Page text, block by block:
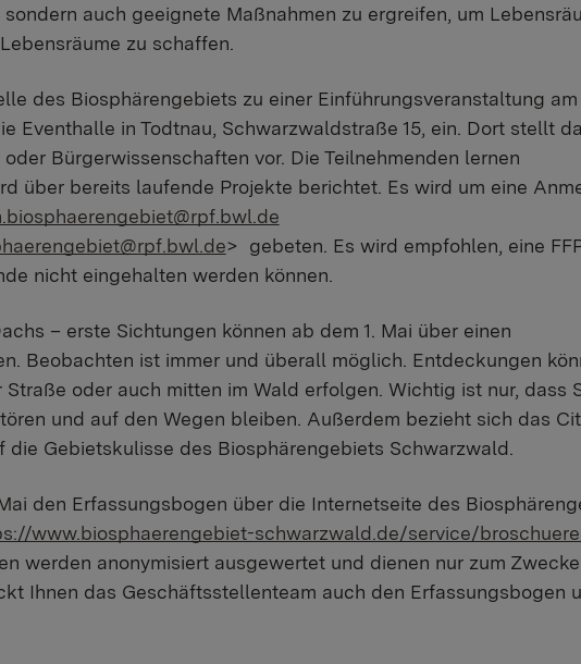
auch geeignete Maßnahmen zu ergreifen, um
zu schaffen.
des Biosphärengebiets zu einer Einführungsveranstaltung am
Eventhalle in Todtnau, Schwarzwaldstraße 15, ein. Dort stellt
Bürgerwissenschaften vor. Die Teilnehmenden lernen
über bereits laufende Projekte berichtet. Es wird um eine
> gebeten. Es wird empfohlen, eine
nicht eingehalten werden können.
– erste Sichtungen können ab dem 1. Mai über einen
Beobachten ist immer und überall möglich. Entdeckungen
oder auch mitten im Wald erfolgen. Wichtig ist nur, dass
und auf den Wegen bleiben. Außerdem bezieht sich das
Gebietskulisse des Biosphärengebiets Schwarzwald.
den Erfassungsbogen über die Internetseite des
www.biosphaerengebiet-schwarzwald.de/service/
werden anonymisiert ausgewertet und dienen nur zum
Ihnen das Geschäftsstellenteam auch den Erfassungsbogen